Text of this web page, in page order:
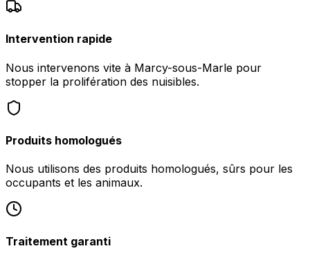
Intervention rapide
Nous intervenons vite à Marcy-sous-Marle pour
stopper la prolifération des nuisibles.
Produits homologués
Nous utilisons des produits homologués, sûrs pour les
occupants et les animaux.
Traitement garanti